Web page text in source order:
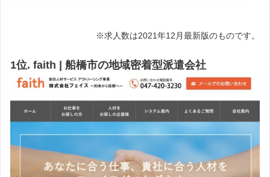
※求人数は2021年12月最新版のものです。
1位. faith | 船橋市の地域密着型派遣会社